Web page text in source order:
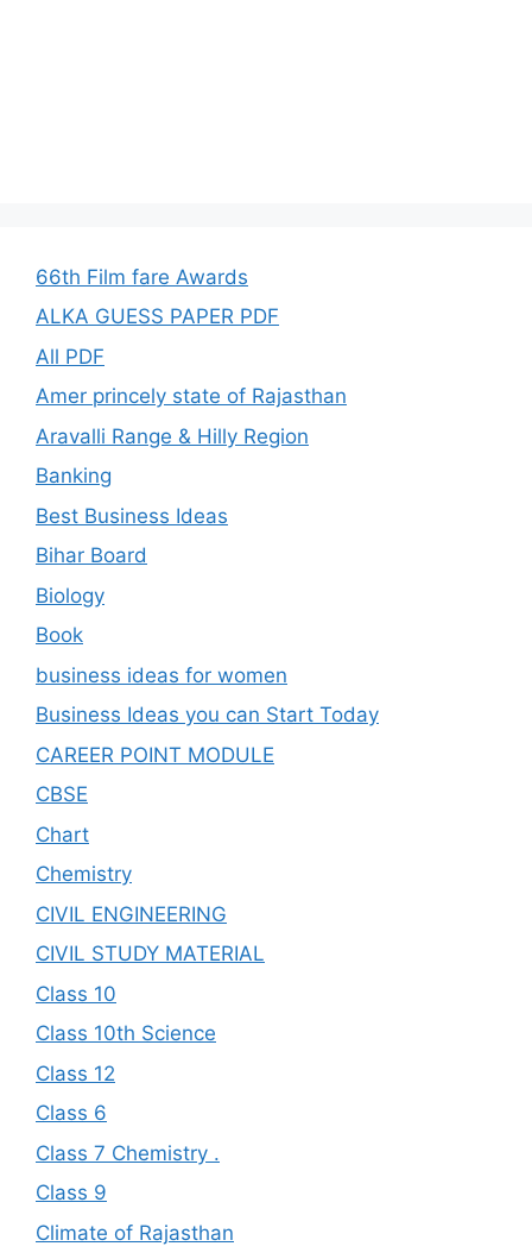
66th Film fare Awards
ALKA GUESS PAPER PDF
All PDF
Amer princely state of Rajasthan
Aravalli Range & Hilly Region
Banking
Best Business Ideas
Bihar Board
Biology
Book
business ideas for women
Business Ideas you can Start Today
CAREER POINT MODULE
CBSE
Chart
Chemistry
CIVIL ENGINEERING
CIVIL STUDY MATERIAL
Class 10
Class 10th Science
Class 12
Class 6
Class 7 Chemistry .
Class 9
Climate of Rajasthan